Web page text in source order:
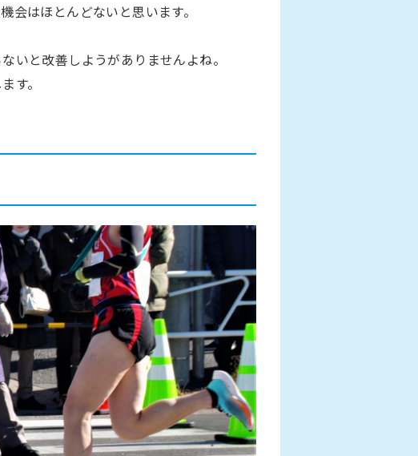
はほとんどないと思います。
いと改善しようがありませんよね。
す。